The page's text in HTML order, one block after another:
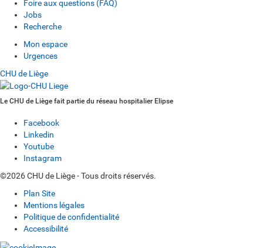
Foire aux questions (FAQ)
Jobs
Recherche
Mon espace
Urgences
CHU de Liège
Le CHU de Liège fait partie du réseau hospitalier Elipse
Facebook
Linkedin
Youtube
Instagram
©2026 CHU de Liège - Tous droits réservés.
Plan Site
Mentions légales
Politique de confidentialité
Accessibilité